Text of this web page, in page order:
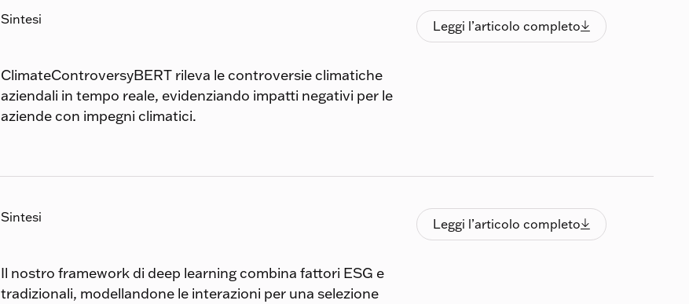
Sintesi
ClimateControversyBERT rileva le controversie climatiche
aziendali in tempo reale, evidenziando impatti negativi per le
aziende con impegni climatici.
Leggi l’articolo completo
Leggi l’articolo completo
Sintesi
Il nostro framework di deep learning combina fattori ESG e
tradizionali, modellandone le interazioni per una selezione
Leggi l’articolo completo
Leggi l’articolo completo